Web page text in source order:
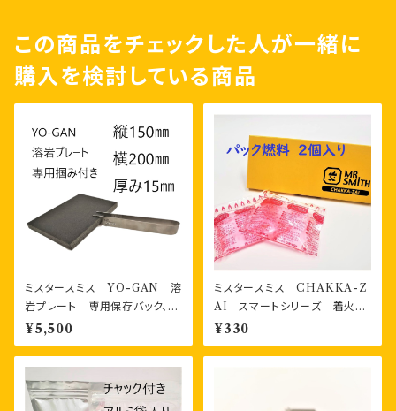
この商品をチェックした人が一緒に
購入を検討している商品
ミスタースミス YO-GAN 溶
岩プレート 専用保存バック、専
用掴みジグ付き
¥5,500
ミスタースミス CHAKKA-Z
AI スマートシリーズ 着火
剤 パック燃料2個 箱入り
¥330